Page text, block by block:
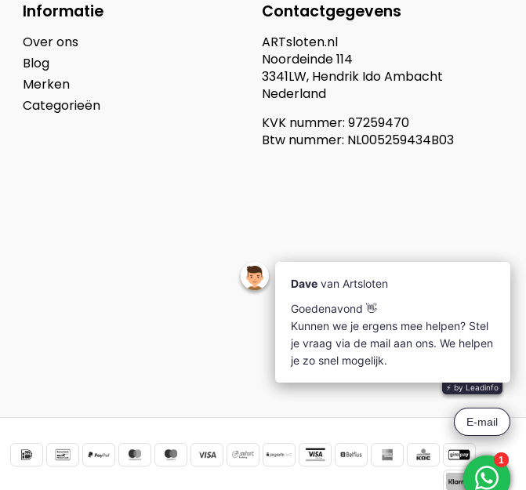
Informatie
Over ons
Blog
Merken
Categorieën
Contactgegevens
ARTsloten.nl
Noordeinde 114
3341LW, Hendrik Ido Ambacht
Nederland
KVK nummer: 97259470
Btw nummer: NL005259434B03